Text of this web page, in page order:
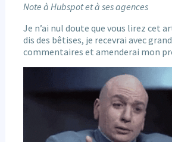
Note à Hubspot et à ses agences
Je n’ai nul doute que vous lirez cet
dis des bêtises, je recevrai avec
commentaires et amenderai mon